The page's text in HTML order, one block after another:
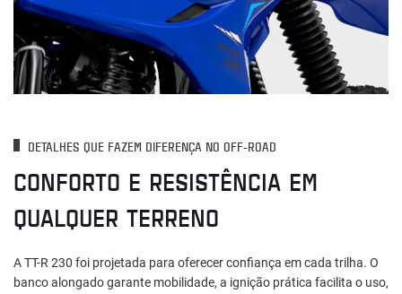
DETALHES QUE FAZEM DIFERENÇA NO OFF-ROAD
CONFORTO E RESISTÊNCIA EM
QUALQUER TERRENO
A TT-R 230 foi projetada para oferecer confiança em cada trilha. O
banco alongado garante mobilidade, a ignição prática facilita o uso,